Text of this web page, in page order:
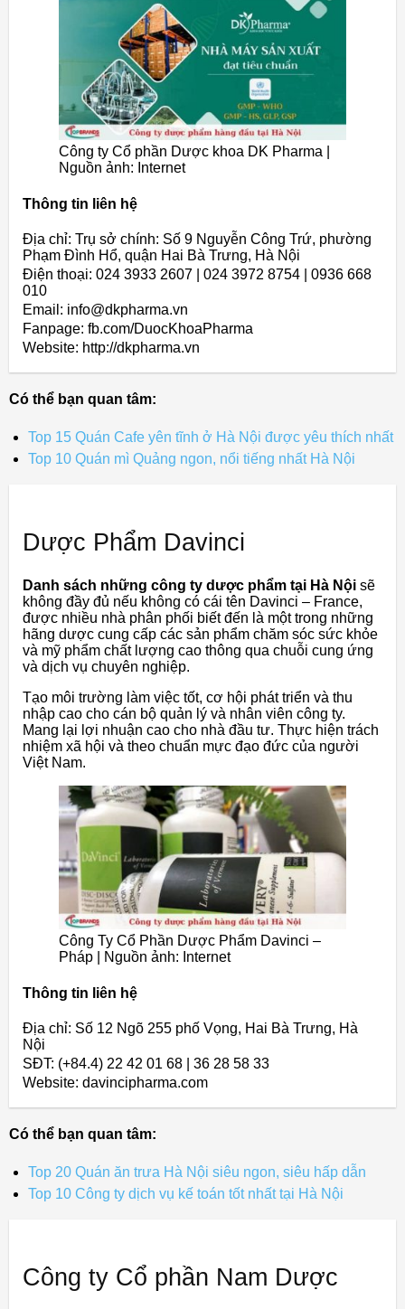
Công ty Cổ phần Dược khoa DK Pharma |
Nguồn ảnh: Internet
Thông tin liên hệ
Địa chỉ: Trụ sở chính: Số 9 Nguyễn Công Trứ, phường
Phạm Đình Hổ, quận Hai Bà Trưng, Hà Nội
Điện thoại: 024 3933 2607 | 024 3972 8754 | 0936 668
010
Email: info@dkpharma.vn
Fanpage: fb.com/DuocKhoaPharma
Website: http://dkpharma.vn
Có thể bạn quan tâm:
Top 15 Quán Cafe yên tĩnh ở Hà Nội được yêu thích nhất
Top 10 Quán mì Quảng ngon, nổi tiếng nhất Hà Nội
Dược Phẩm Davinci
Danh sách những công ty dược phẩm tại Hà Nội sẽ
không đầy đủ nếu không có cái tên Davinci – France,
được nhiều nhà phân phối biết đến là một trong những
hãng dược cung cấp các sản phẩm chăm sóc sức khỏe
và mỹ phẩm chất lượng cao thông qua chuỗi cung ứng
và dịch vụ chuyên nghiệp.
Tạo môi trường làm việc tốt, cơ hội phát triển và thu
nhập cao cho cán bộ quản lý và nhân viên công ty.
Mang lại lợi nhuận cao cho nhà đầu tư. Thực hiện trách
nhiệm xã hội và theo chuẩn mực đạo đức của người
Việt Nam.
Công Ty Cổ Phần Dược Phẩm Davinci –
Pháp | Nguồn ảnh: Internet
Thông tin liên hệ
Địa chỉ: Số 12 Ngõ 255 phố Vọng, Hai Bà Trưng, Hà
Nội
SĐT: (+84.4) 22 42 01 68 | 36 28 58 33
Website: davincipharma.com
Có thể bạn quan tâm:
Top 20 Quán ăn trưa Hà Nội siêu ngon, siêu hấp dẫn
Top 10 Công ty dịch vụ kế toán tốt nhất tại Hà Nội
Công ty Cổ phần Nam Dược